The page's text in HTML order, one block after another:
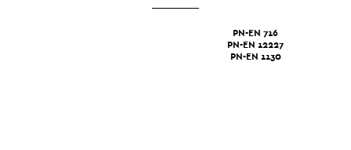
PN-EN 716
PN-EN 12227
PN-EN 1130